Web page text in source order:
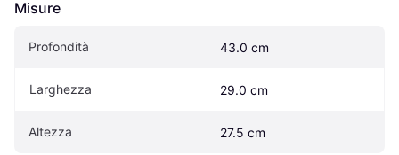
Misure
Profondità 43.0 cm
Larghezza 29.0 cm
Altezza 27.5 cm